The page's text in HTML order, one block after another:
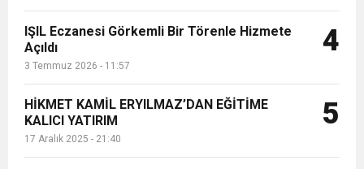
IŞIL Eczanesi Görkemli Bir Törenle Hizmete
Açıldı
3 Temmuz 2026 - 11:57
4
HİKMET KAMİL ERYILMAZ’DAN EĞİTİME
KALICI YATIRIM
17 Aralık 2025 - 21:40
5